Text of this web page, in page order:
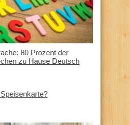
80 Prozent der
zu Hause Deutsch